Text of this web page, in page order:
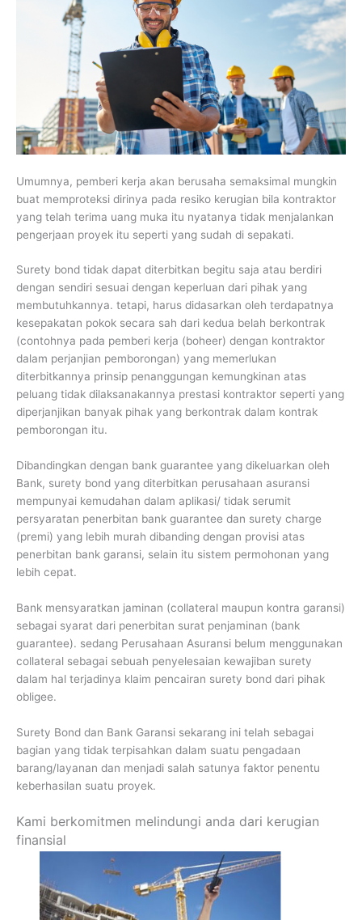
Umumnya, pemberi kerja akan berusaha semaksimal mungkin
buat memproteksi dirinya pada resiko kerugian bila kontraktor
yang telah terima uang muka itu nyatanya tidak menjalankan
pengerjaan proyek itu seperti yang sudah di sepakati.
Surety bond tidak dapat diterbitkan begitu saja atau berdiri
dengan sendiri sesuai dengan keperluan dari pihak yang
membutuhkannya. tetapi, harus didasarkan oleh terdapatnya
kesepakatan pokok secara sah dari kedua belah berkontrak
(contohnya pada pemberi kerja (boheer) dengan kontraktor
dalam perjanjian pemborongan) yang memerlukan
diterbitkannya prinsip penanggungan kemungkinan atas
peluang tidak dilaksanakannya prestasi kontraktor seperti yang
diperjanjikan banyak pihak yang berkontrak dalam kontrak
pemborongan itu.
Dibandingkan dengan bank guarantee yang dikeluarkan oleh
Bank, surety bond yang diterbitkan perusahaan asuransi
mempunyai kemudahan dalam aplikasi/ tidak serumit
persyaratan penerbitan bank guarantee dan surety charge
(premi) yang lebih murah dibanding dengan provisi atas
penerbitan bank garansi, selain itu sistem permohonan yang
lebih cepat.
Bank mensyaratkan jaminan (collateral maupun kontra garansi)
sebagai syarat dari penerbitan surat penjaminan (bank
guarantee). sedang Perusahaan Asuransi belum menggunakan
collateral sebagai sebuah penyelesaian kewajiban surety
dalam hal terjadinya klaim pencairan surety bond dari pihak
obligee.
Surety Bond dan Bank Garansi sekarang ini telah sebagai
bagian yang tidak terpisahkan dalam suatu pengadaan
barang/layanan dan menjadi salah satunya faktor penentu
keberhasilan suatu proyek.
Kami berkomitmen melindungi anda dari kerugian
finansial